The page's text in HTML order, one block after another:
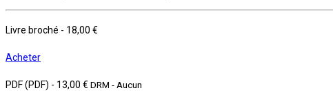
Livre broché - 18,00 €
Acheter
PDF (PDF) - 13,00 € DRM - Aucun